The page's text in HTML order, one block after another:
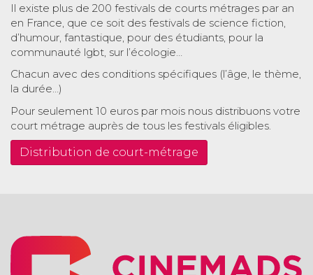
Il existe plus de 200 festivals de courts métrages par an
en France, que ce soit des festivals de science fiction,
d’humour, fantastique, pour des étudiants, pour la
communauté lgbt, sur l’écologie…
Chacun avec des conditions spécifiques (l’âge, le thème,
la durée…)
Pour seulement 10 euros par mois nous distribuons votre
court métrage auprès de tous les festivals éligibles.
Distribution de court-métrage